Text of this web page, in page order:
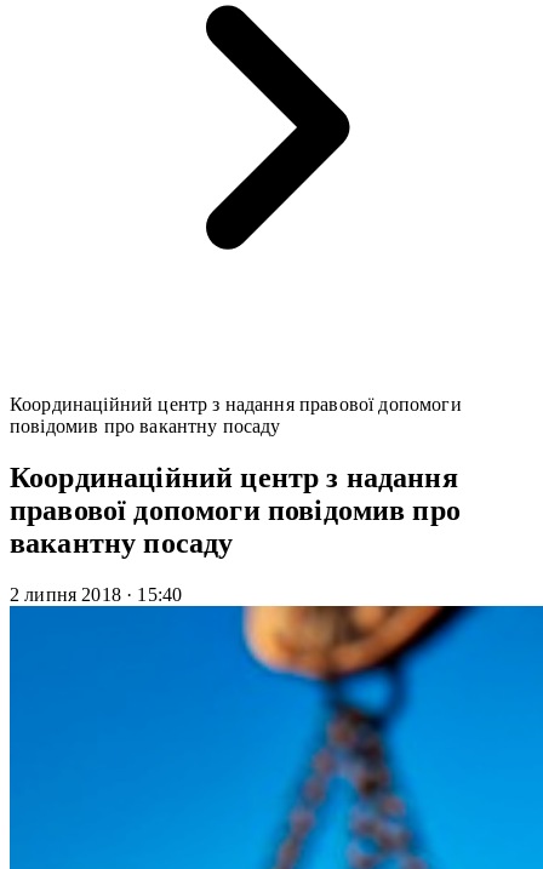
Координаційний центр з надання правової допомоги
повідомив про вакантну посаду
Координаційний центр з надання
правової допомоги повідомив про
вакантну посаду
2 липня 2018 · 15:40